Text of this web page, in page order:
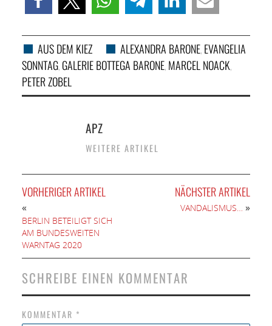
AUS DEM KIEZ ALEXANDRA BARONE, EVANGELIA
SONNTAG, GALERIE BOTTEGA BARONE, MARCEL NOACK,
PETER ZOBEL
APZ
WEITERE ARTIKEL
VORHERIGER ARTIKEL
«
BERLIN BETEILIGT SICH
AM BUNDESWEITEN
WARNTAG 2020
NÄCHSTER ARTIKEL
VANDALISMUS… »
SCHREIBE EINEN KOMMENTAR
KOMMENTAR *